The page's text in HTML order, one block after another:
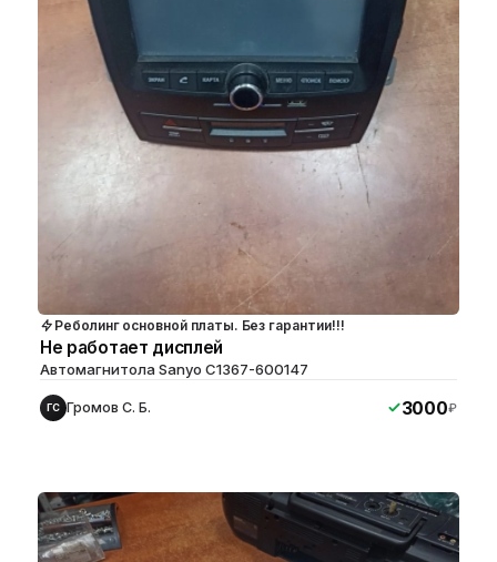
Реболинг основной платы. Без гарантии!!!
Не работает дисплей
Автомагнитола Sanyo C1367-600147
ГС Громов С. Б. 3000₽